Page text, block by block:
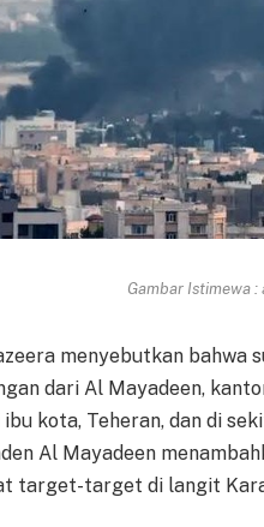
Gambar Istimewa
menyebutkan bahwa
dari Al Mayadeen,
kota, Teheran, dan di
Al Mayadeen
target-target di langit